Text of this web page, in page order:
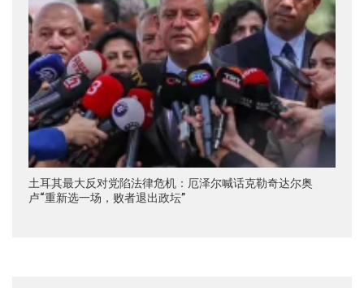
土耳其最大反对党陷法律危机：厄泽尔喊话克勒奇达尔奥
卢“重新选一场，败者退出政坛”